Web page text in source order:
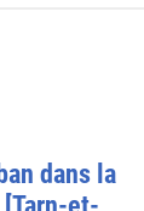
dans la